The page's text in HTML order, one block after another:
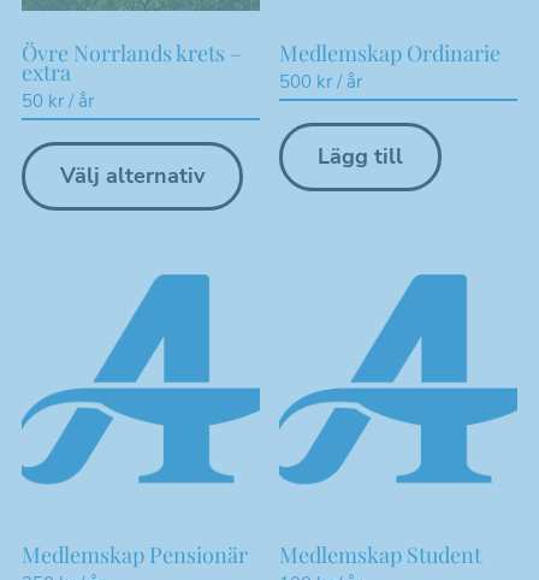
Övre Norrlands krets –
extra
50 kr/ år
Välj alternativ
här
produkten
alternativen
kan
väljas
produktsidan
Medlemskap Ordinarie
500 kr / år
Lägg till
Medlemskap Pensionär Medlemskap Student